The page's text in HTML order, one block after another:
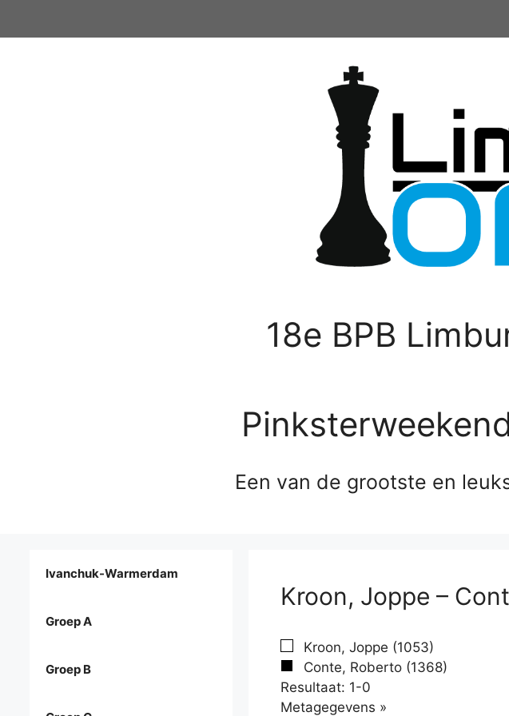
18e BPB
Een van de grootste en
Kroon, Joppe –
Kroon, Joppe (1053)
Conte, Roberto (1368)
Resultaat: 1-0
Metagegevens »
Ivanchuk-Warmerdam
Groep A
Groep B